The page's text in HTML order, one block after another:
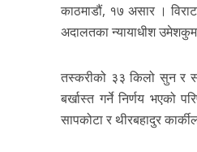
काठमाडौं, १७ असार ।
अदालतका न्यायाधीश
तस्करीको ३३ किलो सुन र
बर्खास्त गर्ने निर्णय भएको
सापकोटा र थीरबहादुर